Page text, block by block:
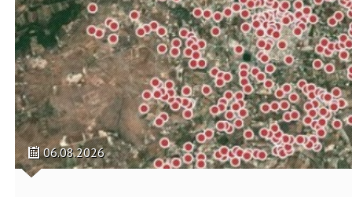
06.08.2026